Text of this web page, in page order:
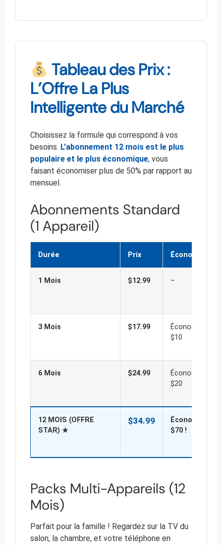
Tableau des Prix :
L’Offre La Plus
Intelligente du Marché
Choisissez la formule qui correspond à vos
besoins. L’abonnement 12 mois est le plus
populaire et le plus économique, vous
faisant économiser plus de 50% par rapport au
mensuel.
Abonnements Standard
(1 Appareil)
Durée Prix Économies
1 Mois $12.99 –
3 Mois $17.99
Économisez
$10
6 Mois $24.99
Économisez
$20
12 MOIS (OFFRE
STAR) ★
$34.99
Économisez
$70 !
Packs Multi-Appareils (12
Mois)
Parfait pour la famille ! Regardez sur la TV du
salon, la chambre, et votre téléphone en